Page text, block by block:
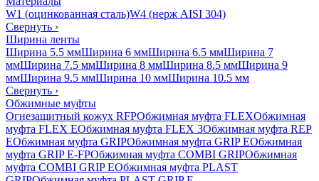
W1 (оцинкованная сталь)W4 (нерж AISI 304)
Свернуть ›
Ширина ленты
Ширина 5.5 ммШирина 6 ммШирина 6.5 ммШирина 7
ммШирина 7.5 ммШирина 8 ммШирина 8.5 ммШирина 9
ммШирина 9.5 ммШирина 10 ммШирина 10.5 мм
Свернуть ›
Обжимные муфты
Огнезащитный кожух RFPОбжимная муфта FLEXОбжимная
муфта FLEX EОбжимная муфта FLEX 3Обжимная муфта REP
EОбжимная муфта GRIPОбжимная муфта GRIP EОбжимная
муфта GRIP E-FPОбжимная муфта COMBI GRIPОбжимная
муфта COMBI GRIP EОбжимная муфта PLAST